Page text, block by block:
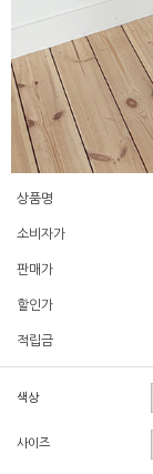
상품명
소비자가
판매가
할인가
적립금
색상
사이즈